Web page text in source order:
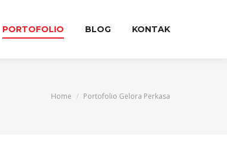
PORTOFOLIO BLOG KONTAK
You are here:
Home Portofolio Gelora Perkasa